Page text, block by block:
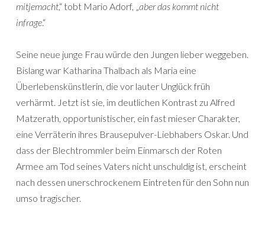
mitjemacht,“ tobt Mario Adorf, „aber das kommt nicht
infrage.“
Seine neue junge Frau würde den Jungen lieber weggeben.
Bislang war Katharina Thalbach als Maria eine
Überlebenskünstlerin, die vor lauter Unglück früh
verhärmt. Jetzt ist sie, im deutlichen Kontrast zu Alfred
Matzerath, opportunistischer, ein fast mieser Charakter,
eine Verräterin ihres Brausepulver-Liebhabers Oskar. Und
dass der Blechtrommler beim Einmarsch der Roten
Armee am Tod seines Vaters nicht unschuldig ist, erscheint
nach dessen unerschrockenem Eintreten für den Sohn nun
umso tragischer.